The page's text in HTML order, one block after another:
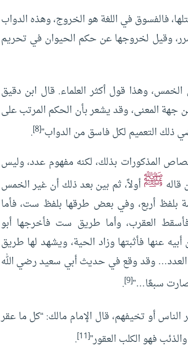
فالفسوق في اللغة هو الخروج، وهذه الدواب
وقيل لخروجها عن حكم الحيوان في تحريم
وهذا قول أكثر العلماء. قال ابن دقيق
المعنى، وقد يشعر بأن الحكم المرتب على
ذلك التعميم لكل فاسق من الدواب”[8]
.
المذكورات بذلك، لكنه مفهوم عدد، وليس
ﷺأولاً، ثم بين بعد ذلك أن غير الخمس
أربع، وفي بعض طرقها بلفظ ست، فأما
العقرب، وأما طريق ست فأخرجها أبو
عنها فأثبتها وزاد الحية، ويشهد لها طريق
وقد وقع في حديث أبي سعيد رضي الله
سبعًا…”[9]
.
أو تخيفهم، قال الإمام مالك: “كل ما عقر
فهو الكلب العقور”[11]
.